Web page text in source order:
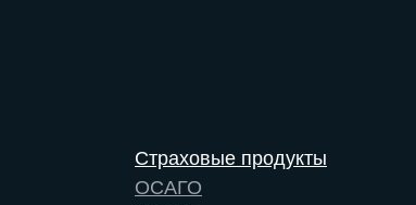
Страховые продукты
ОСАГО